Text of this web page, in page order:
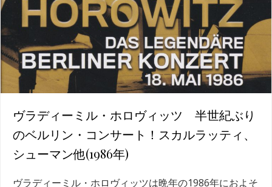
ヴラディーミル・ホロヴィッツ 半世紀ぶり
のベルリン・コンサート！スカルラッティ、
シューマン他(1986年)
ヴラディーミル・ホロヴィッツは晩年の1986年におよそ